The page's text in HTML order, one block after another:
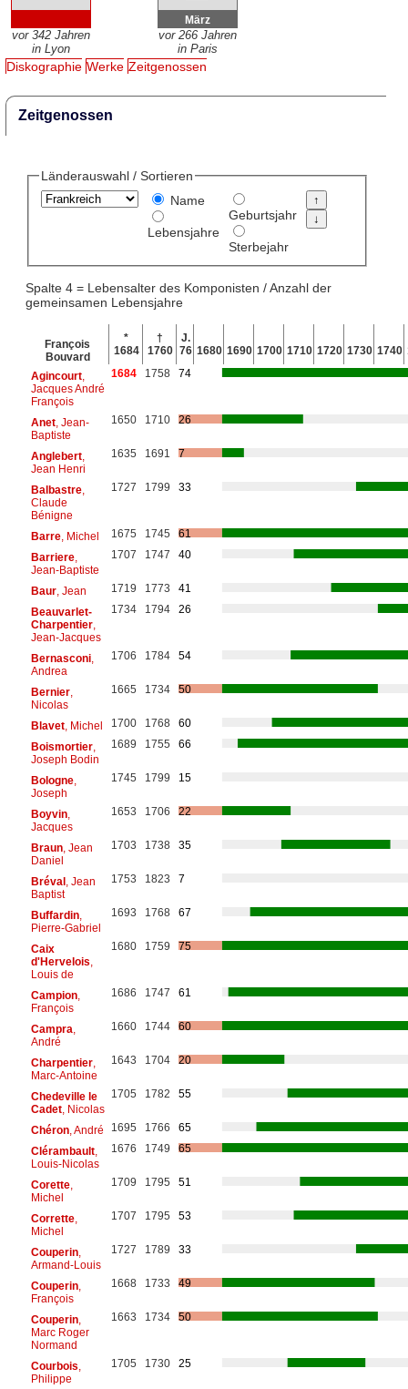
vor 342 Jahren
in Lyon
März
vor 266 Jahren
in Paris
Diskographie Werke Zeitgenossen
Zeitgenossen
Länderauswahl / Sortieren
Name
Lebensjahre
Geburtsjahr
Sterbejahr
Spalte 4 = Lebensalter des Komponisten / Anzahl der
gemeinsamen Lebensjahre
François
Bouvard
*
1684
†
1760
J.
76 1680 1690 1700 1710 1720 1730 1740
Agincourt,
Jacques André
François
1684 1758 74
Anet, Jean-
Baptiste
1650 1710 26
Anglebert,
Jean Henri
1635 1691 7
Balbastre,
Claude
Bénigne
1727 1799 33
Barre, Michel 1675 1745
61
Barriere,
Jean-Baptiste
1707 1747 40
Baur, Jean 1719 1773
41
Beauvarlet-
Charpentier,
Jean-Jacques
1734 1794 26
Bernasconi,
Andrea
1706 1784 54
Bernier,
Nicolas
1665 1734 50
Blavet, Michel 1700 1768
60
Boismortier,
Joseph Bodin
1689 1755 66
Bologne,
Joseph
1745 1799 15
Boyvin,
Jacques
1653 1706 22
Braun, Jean
Daniel
1703 1738 35
Bréval, Jean
Baptist
1753 1823 7
Buffardin,
Pierre-Gabriel
1693 1768 67
Caix
d'Hervelois
Louis de
1680 1759 75
Campion,
François
1686 1747 61
Campra
André
1660 1744 60
Charpentier,
Marc-Antoine
1643 1704 20
Chedeville le
Cadet, Nicolas
1705 1782 55
Chéron, André 1695 1766
65
Clérambault,
Louis-Nicolas
1676 1749 65
Corette,
Michel
1709 1795 51
Corrette,
Michel
1707 1795 53
Couperin,
Armand-Louis
1727 1789 33
Couperin,
François
1668 1733 49
Couperin,
Marc Roger
Normand
1663 1734 50
Courbois
Philippe
1705 1730 25